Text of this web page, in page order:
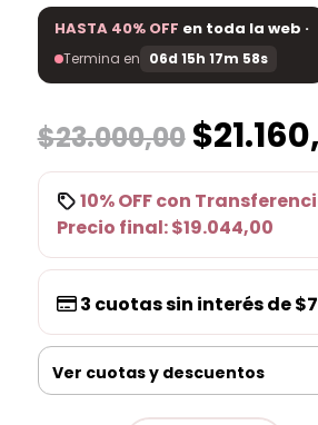
HASTA 40% OFF en toda la web ·
Termina en 06d 15h 17m 58s
$23.000,00
10% OFFcon
Precio final:$19.044,00
3 cuotas sin interés de
Ver cuotas y descuentos